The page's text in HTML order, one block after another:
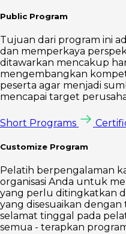
Public Program
Tujuan dari program ini
dan memperkaya
ditawarkan mencakup
mengembangkan
peserta agar menjadi
mencapai target
Short Programs
Customize Program
Pelatih berpengalaman
organisasi Anda untuk
yang perlu ditingkatkan
yang disesuaikan
selamat tinggal pada
semua - terapkan